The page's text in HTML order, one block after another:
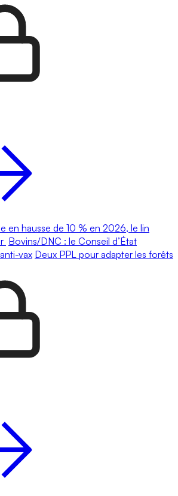
en hausse de 10 % en 2026, le lin
Bovins/DNC : le Conseil d’État
vax Deux PPL pour adapter les forêts